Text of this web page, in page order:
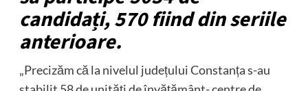
candidați, 570 fiind din seriile
anterioare.
„Precizăm că la nivelul județului Constanța s-au